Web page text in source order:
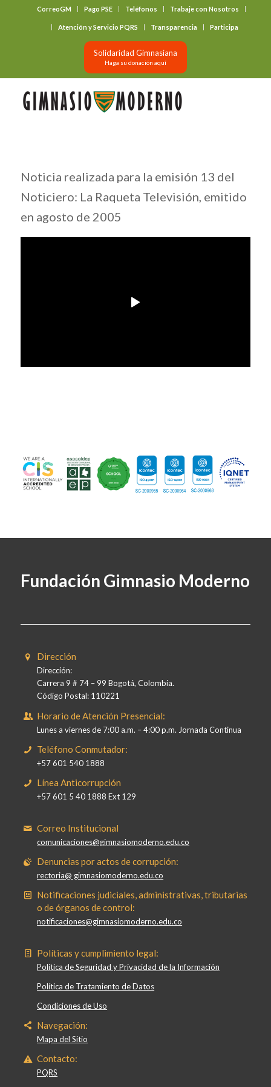
CorreoGM Pago PSE Teléfonos Trabaje con Nosotros
Atención y Servicio PQRS Transparencia Participa
Solidaridad Gimnasiana
Haga su donación aquí
Noticia realizada para la emisión 13 del
Noticiero: La Raqueta Televisión, emitido
en agosto de 2005
Fundación Gimnasio Moderno
Dirección
Dirección:
Carrera 9 # 74 – 99 Bogotá, Colombia.
Código Postal: 110221
Horario de Atención Presencial:
Lunes a viernes de 7:00 a.m. – 4:00 p.m. Jornada Continua
Teléfono Conmutador:
+57 601 540 1888
Línea Anticorrupción
+57 601 5 40 1888 Ext 129
Correo Institucional
comunicaciones@gimnasiomoderno.edu.co
Denuncias por actos de corrupción:
rectoria@ gimnasiomoderno.edu.co
Notificaciones judiciales, administrativas, tributarias
o de órganos de control:
notificaciones@gimnasiomoderno.edu.co
Políticas y cumplimiento legal:
Política de Seguridad y Privacidad de la Información
Política de Tratamiento de Datos
Condiciones de Uso
Navegación:
Mapa del Sitio
Contacto:
PQRS